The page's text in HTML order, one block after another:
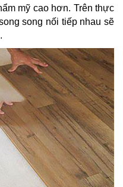
mỹ cao hơn. Trên thực
song nối tiếp nhau sẽ